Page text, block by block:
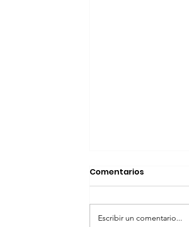
Comentarios
Escribir un comentario...